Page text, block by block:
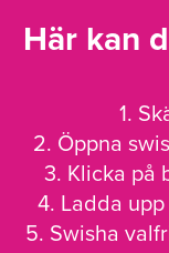
Här kan
1.
2. Öppna
3. Klicka på
4. Ladda
5. Swisha